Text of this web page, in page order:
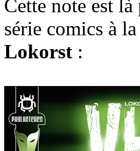
Cette note est
série comics à
Lokorst :